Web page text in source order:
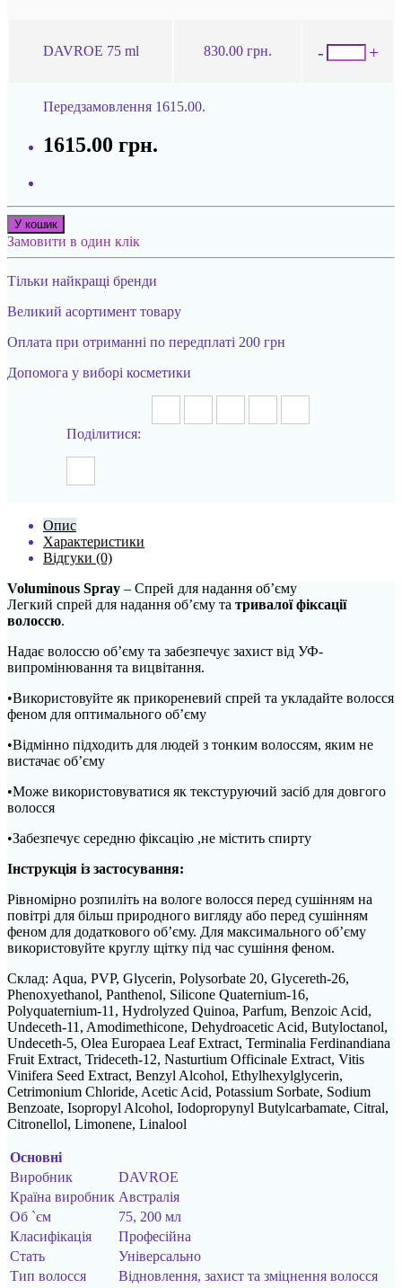
DAVROE 75 ml 830.00 грн. - +
Передзамовлення 1615.00.
1615.00 грн.
У кошик
Замовити в один клік
Тільки найкращі бренди
Великий асортимент товару
Оплата при отриманні по передплаті 200 грн
Допомога у виборі косметики
Поділитися:
Опис
Характеристики
Відгуки (0)
Voluminous Spray – Спрей для надання об’єму
Легкий спрей для надання об’єму та тривалої фіксації
волоссю.
Надає волоссю об’єму та забезпечує захист від УФ-
випромінювання та вицвітання.
•Використовуйте як прикореневий спрей та укладайте волосся
феном для оптимального об’єму
•Відмінно підходить для людей з тонким волоссям, яким не
вистачає об’єму
•Може використовуватися як текстуруючий засіб для довгого
волосся
•Забезпечує середню фіксацію ,не містить спирту
Інструкція із застосування:
Рівномірно розпиліть на вологе волосся перед сушінням на
повітрі для більш природного вигляду або перед сушінням
феном для додаткового об’єму. Для максимального об’єму
використовуйте круглу щітку під час сушіння феном.
Склад: Aqua, PVP, Glycerin, Polysorbate 20, Glycereth-26,
Phenoxyethanol, Panthenol, Silicone Quaternium-16,
Polyquaternium-11, Hydrolyzed Quinoa, Parfum, Benzoic Acid,
Undeceth-11, Amodimethicone, Dehydroacetic Acid, Butyloctanol,
Undeceth-5, Olea Europaea Leaf Extract, Terminalia Ferdinandiana
Fruit Extract, Trideceth-12, Nasturtium Officinale Extract, Vitis
Vinifera Seed Extract, Benzyl Alcohol, Ethylhexylglycerin,
Cetrimonium Chloride, Acetic Acid, Potassium Sorbate, Sodium
Benzoate, Isopropyl Alcohol, Iodopropynyl Butylcarbamate, Citral,
Citronellol, Limonene, Linalool
Основні
Виробник
DAVROE
Країна виробник Австралія
Об `єм
75, 200 мл
Класифікація
Професійна
Стать
Універсально
Тип волосся
Відновлення, захист та зміцнення волосся